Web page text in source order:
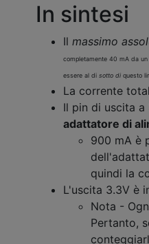
In sintesi
Il massimo
completamente 40 mA da un
essere al di sotto di questo
La corrente
Il pin di uscita
adattatore di
900 mA è
quindi la
L'uscita 3.3V è
Nota -
Pertanto,